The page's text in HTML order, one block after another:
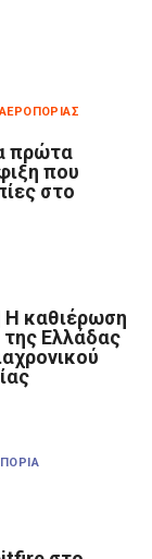
πρώτα
που
στο
Η καθιέρωση
της Ελλάδας